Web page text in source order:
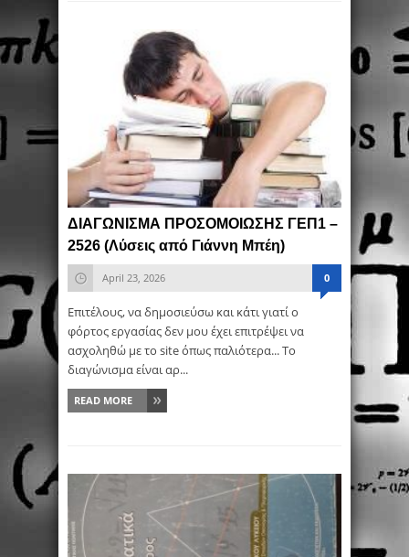
ΔΙΑΓΩΝΙΣΜΑ ΠΡΟΣΟΜΟΙΩΣΗΣ ΓΕΠ1 –
2526 (Λύσεις από Γιάννη Μπέη)
April 23, 2026 0
Επιτέλους, να δημοσιεύσω και κάτι γιατί ο
φόρτος εργασίας δεν μου έχει επιτρέψει να
ασχοληθώ με το site όπως παλιότερα... Το
διαγώνισμα είναι αρ...
READ MORE